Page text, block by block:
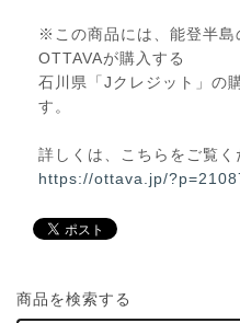
※この商品には、能登半島
OTTAVAが購入する
石川県「Jクレジット」の
す
詳しくは、こちらをご覧く
https://ottava.jp/
商品を検索する